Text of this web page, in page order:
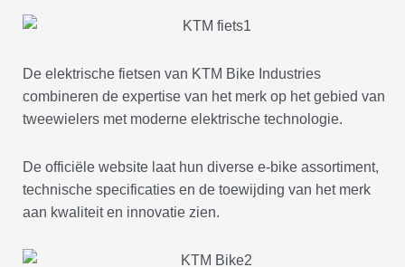
De elektrische fietsen van KTM Bike Industries
combineren de expertise van het merk op het gebied van
tweewielers met moderne elektrische technologie.
De officiële website laat hun diverse e-bike assortiment,
technische specificaties en de toewijding van het merk
aan kwaliteit en innovatie zien.